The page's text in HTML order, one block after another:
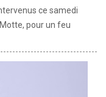
ce samedi
pour un feu